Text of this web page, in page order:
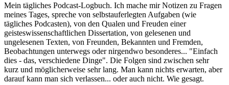
Mein tägliches Podcast-Logbuch. Ich mache mir Notizen zu Fragen
meines Tages, spreche von selbstauferlegten Aufgaben (wie
tägliches Podcasten), von den Qualen und Freuden einer
geisteswissenschaftlichen Dissertation, von gelesenen und
ungelesenen Texten, von Freunden, Bekannten und Fremden,
Beobachtungen unterwegs oder nirgendwo besonderes... "Einfach
dies - das, verschiedene Dinge". Die Folgen sind zwischen sehr
kurz und möglicherweise sehr lang. Man kann nichts erwarten, aber
darauf kann man sich verlassen... oder auch nicht. Wie gesagt.